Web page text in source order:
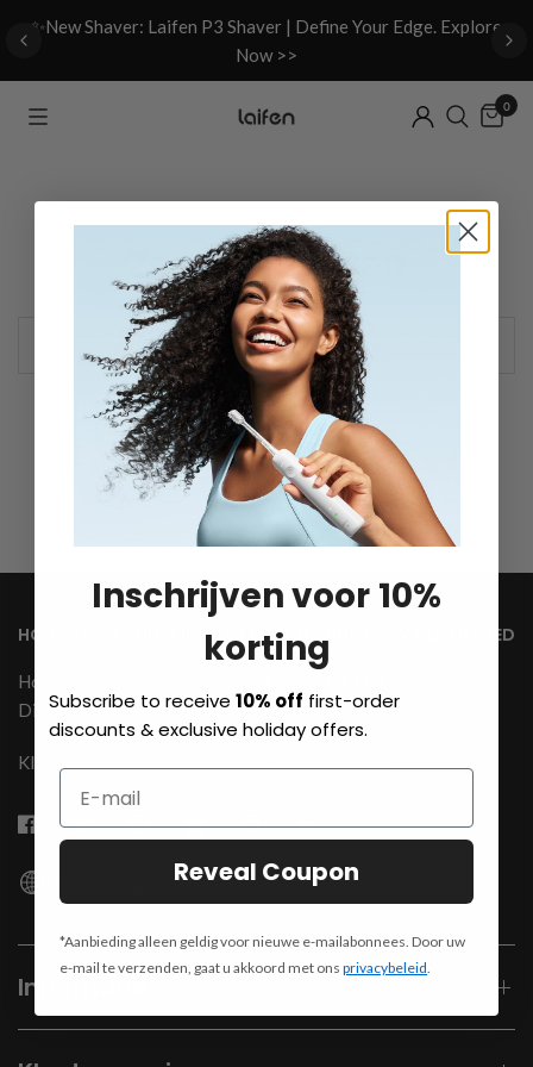
✨New Shaver: Laifen P3 Shaver | Define Your Edge. Explore
Now >>
0
Zoekresultaten
HONGKONG SHUYE INNOVATION TECHNOLOGY CO.,LIMITED
Hour: Mon.- Fri. From 7 AM to 3 PM
Distributors/Sales:distribution@laifentech.com
Klantenondersteuning: csteam@laifentech.com
Europa Engels / € EUR
Informatie
Inschrijven voor 10%
korting
Subscribe to receive10% off first-order
discounts & exclusive holiday offers.
Reveal Coupon
*Aanbieding alleen geldig voor nieuwe e-mailabonnees. Door uw
e-mail te verzenden, gaat u akkoord met onsprivacybeleid.